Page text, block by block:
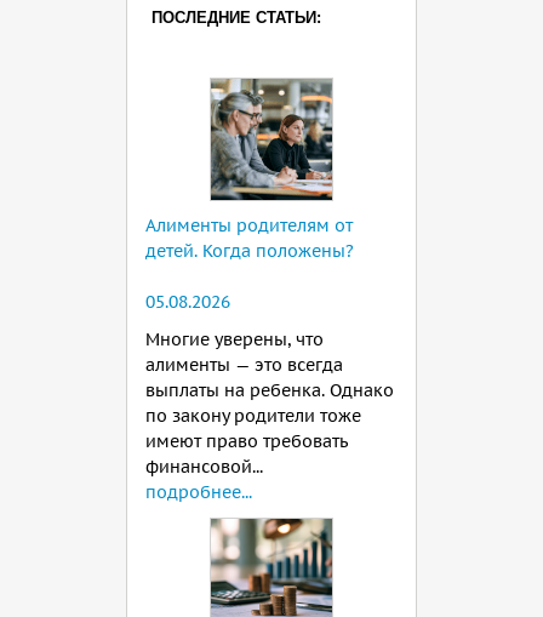
ПОСЛЕДНИЕ СТАТЬИ:
Алименты родителям от
детей. Когда положены?
05.08.2026
Многие уверены, что
алименты — это всегда
выплаты на ребенка. Однако
по закону родители тоже
имеют право требовать
финансовой...
подробнее...